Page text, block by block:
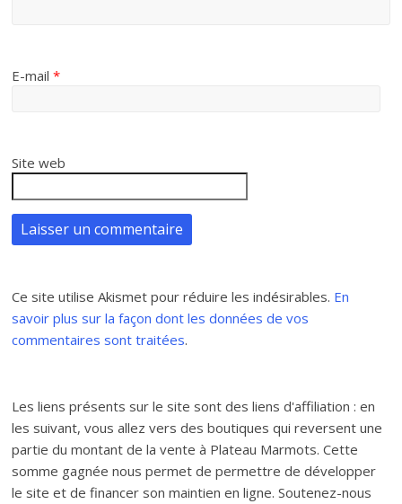
E-mail*
Site web
Ce site utilise Akismet pour réduire les indésirables. En
savoir plus sur la façon dont les données de vos
commentaires sont traitées.
Les liens présents sur le site sont des liens d'affiliation : en
les suivant, vous allez vers des boutiques qui reversent une
partie du montant de la vente à Plateau Marmots. Cette
somme gagnée nous permet de permettre de développer
le site et de financer son maintien en ligne. Soutenez-nous